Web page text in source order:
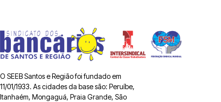
O SEEB Santos e Região foi fundado em
11/01/1933. As cidades da base são: Peruíbe,
Itanhaém, Mongaguá, Praia Grande, São